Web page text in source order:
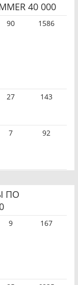
40 000
90 1586
27 143
7 92
ПО
9 167